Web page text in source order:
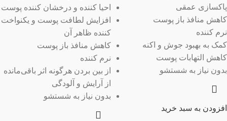
پاکسازی عمقی
کاهش منافذ باز پوست
نرم کننده
کمک به بهبود جوش و اکنه
کاهش التهابات پوست
بدون نیاز به شستشو
افزودن به سبد خرید
احیا کننده و درخشان کننده پوست
افزایش لطافت پوست و یکنواخت
کننده ظاهر آن
کاهش منافذ باز پوست
نرم کننده
از بین بردن هرگونه اثر باقی‌مانده
از آرایش و آلودگی
بدون نیاز به شستشو